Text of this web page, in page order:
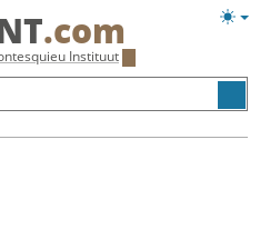
.com
Instituut